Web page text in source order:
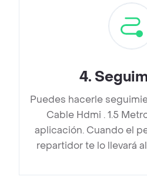
4.
Puedes hacerle
Cable Hdmi . 1.5
aplicación. Cuando el
repartidor te lo llevará